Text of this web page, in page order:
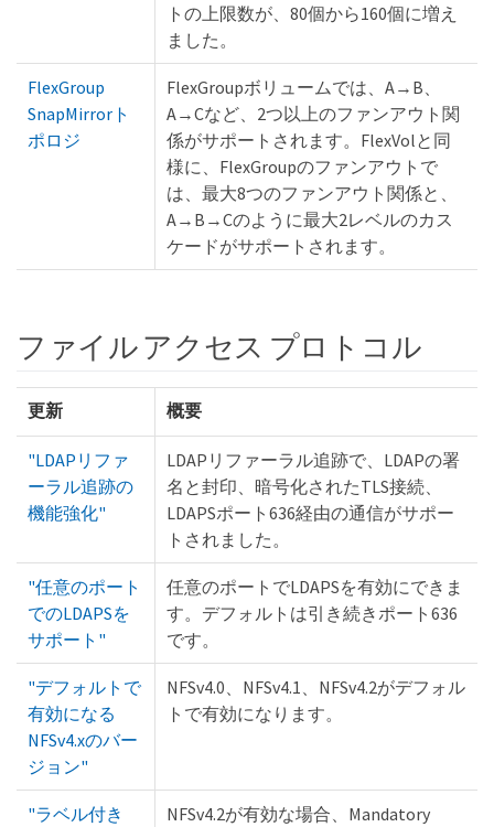
トの上限数が、80個から160個に増え
ました。
FlexGroup
SnapMirrorト
ポロジ
FlexGroupボリュームでは、A→B、
A→Cなど、2つ以上のファンアウト関
係がサポートされます。FlexVolと同
様に、FlexGroupのファンアウトで
は、最大8つのファンアウト関係と、
A→B→Cのように最大2レベルのカス
ケードがサポートされます。
ファイル アクセス プロトコル
更新 概要
"LDAPリファ
ーラル追跡の
機能強化"
LDAPリファーラル追跡で、LDAPの署
名と封印、暗号化されたTLS接続、
LDAPSポート636経由の通信がサポー
トされました。
"任意のポート
でのLDAPSを
サポート"
任意のポートでLDAPSを有効にできま
す。デフォルトは引き続きポート636
です。
"デフォルトで
有効になる
NFSv4.xのバー
ジョン"
NFSv4.0、NFSv4.1、NFSv4.2がデフォル
トで有効になります。
"ラベル付き
NFSv4.2が有効な場合、Mandatory